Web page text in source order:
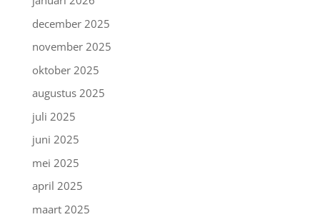
december 2025
november 2025
oktober 2025
augustus 2025
juli 2025
juni 2025
mei 2025
april 2025
maart 2025